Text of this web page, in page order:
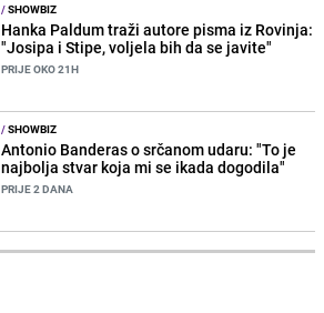
/SHOWBIZ
Hanka Paldum traži autore pisma iz Rovinja:
"Josipa i Stipe, voljela bih da se javite"
PRIJE OKO 21H
/SHOWBIZ
Antonio Banderas o srčanom udaru: "To je
najbolja stvar koja mi se ikada dogodila"
PRIJE 2 DANA